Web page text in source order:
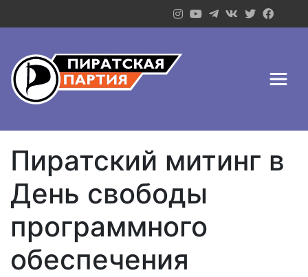
Пиратский митинг в
День свободы
программного
обеспечения